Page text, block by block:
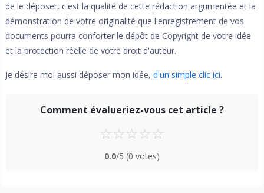
de le déposer, c'est la qualité de cette rédaction argumentée et la
démonstration de votre originalité que l'enregistrement de vos
documents pourra conforter le dépôt de Copyright de votre idée
et la protection réelle de votre droit d'auteur.
Je désire moi aussi déposer mon idée, d'un simple clic ici.
Comment évalueriez-vous cet article ?
☆☆☆☆☆
0.0/5 (0 votes)